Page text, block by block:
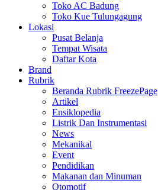
Toko AC Badung
Toko Kue Tulungagung
Lokasi
Pusat Belanja
Tempat Wisata
Daftar Kota
Brand
Rubrik
Beranda Rubrik FreezePage
Artikel
Ensiklopedia
Listrik Dan Instrumentasi
News
Mekanikal
Event
Pendidikan
Makanan dan Minuman
Otomotif